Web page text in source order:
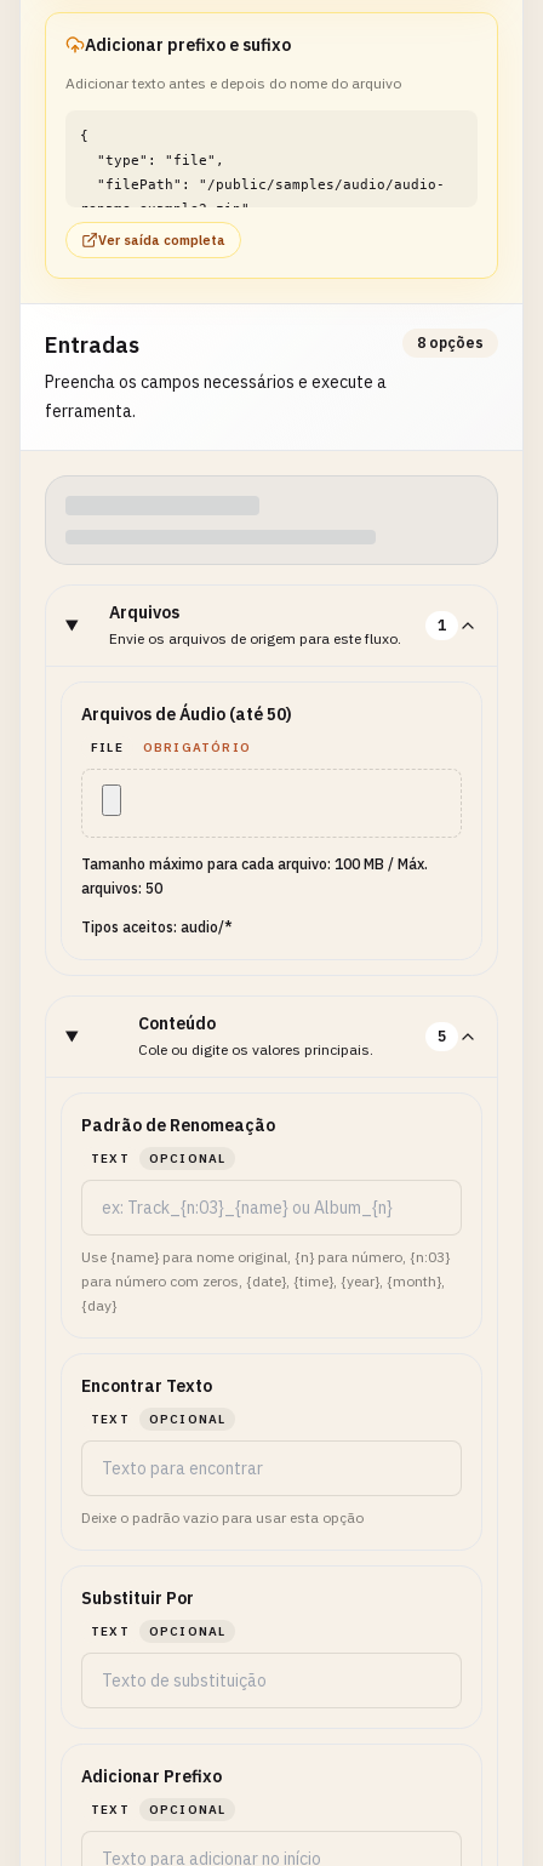
Adicionar prefixo e sufixo
Adicionar texto antes e depois do nome do arquivo
{
rename-example2.zip"
}
Ver saída completa
Entradas
Preencha os campos necessários e execute a
ferramenta.
8 opções
Arquivos
Envie os arquivos de origem para este fluxo.
1
Arquivos de Áudio (até 50)
FILE OBRIGATÓRIO
Tamanho máximo para cada arquivo: 100 MB / Máx.
arquivos: 50
Tipos aceitos: audio/*
Conteúdo
Cole ou digite os valores principais.
5
Padrão de Renomeação
TEXT OPCIONAL
Use {name} para nome original, {n} para número, {n:03}
para número com zeros, {date}, {time}, {year}, {month},
{day}
Encontrar Texto
TEXT OPCIONAL
Deixe o padrão vazio para usar esta opção
Substituir Por
TEXT OPCIONAL
Adicionar Prefixo
TEXT OPCIONAL